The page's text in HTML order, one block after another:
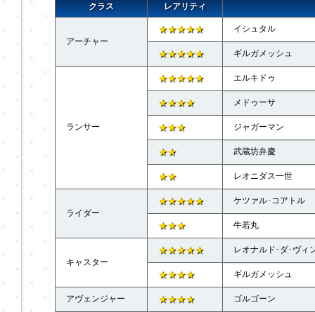
クラス レアリティ
アーチャー
★★★★★ イシュタル
★★★★★ ギルガメッシュ
ランサー
★★★★★ エルキドゥ
★★★★ メドゥーサ
★★★ ジャガーマン
★★ 武蔵坊弁慶
★★ レオニダス一世
ライダー
★★★★★ ケツァル･コアトル
★★★ 牛若丸
キャスター
★★★★★ レオナルド･ダ･ヴィ
★★★★ ギルガメッシュ
アヴェンジャー ★★★★ ゴルゴーン